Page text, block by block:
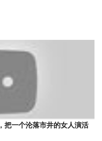
把一个沦落市井的女人演活